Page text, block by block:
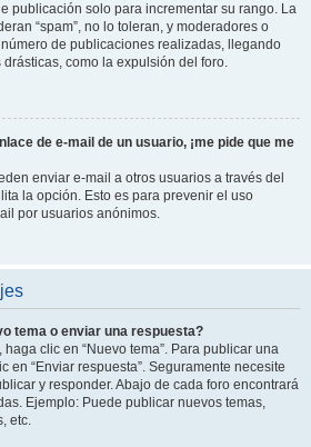
publicación solo para incrementar su rango. La
“spam”, no lo toleran, y moderadores o
de publicaciones realizadas, llegando
como la expulsión del foro.
de e-mail de un usuario, ¡me pide que me
enviar e-mail a otros usuarios a través del
la opción. Esto es para prevenir el uso
por usuarios anónimos.
tema o enviar una respuesta?
clic en “Nuevo tema”. Para publicar una
en “Enviar respuesta”. Seguramente necesite
y responder. Abajo de cada foro encontrará
Ejemplo: Puede publicar nuevos temas,
etc.